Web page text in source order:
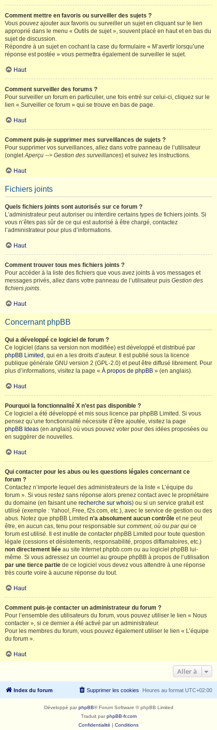
Comment mettre en favoris ou surveiller des sujets ?
Vous pouvez ajouter aux favoris ou surveiller un sujet en cliquant sur le lien
approprié dans le menu « Outils de sujet », souvent placé en haut et en bas du
sujet de discussion.
Répondre à un sujet en cochant la case du formulaire « M’avertir lorsqu’une
réponse est postée » vous permettra également de surveiller le sujet.
Haut
Comment surveiller des forums ?
Pour surveiller un forum en particulier, une fois entré sur celui-ci, cliquez sur le
lien « Surveiller ce forum » qui se trouve en bas de page.
Haut
Comment puis-je supprimer mes surveillances de sujets ?
Pour supprimer vos surveillances, allez dans votre panneau de l’utilisateur
(ongletAperçu --> Gestion des surveillances) et suivez les instructions.
Haut
Fichiers joints
Quels fichiers joints sont autorisés sur ce forum ?
L’administrateur peut autoriser ou interdire certains types de fichiers joints. Si
vous n’êtes pas sûr de ce qui est autorisé à être chargé, contactez
l’administrateur pour plus d’informations.
Haut
Comment trouver tous mes fichiers joints ?
Pour accéder à la liste des fichiers que vous avez joints à vos messages et
messages privés, allez dans votre panneau de l’utilisateur puis Gestion des
fichiers joints.
Haut
Concernant phpBB
Qui a développé ce logiciel de forum ?
Ce logiciel (dans sa version non modifiée) est développé et distribué par
phpBB Limited , qui en a les droits d’auteur. Il est publié sous la licence
publique générale GNU version 2 (GPL-2.0) et peut être diffusé librement. Pour
plus d’informations, visitez la page « À propos de phpBB » (en anglais).
Haut
Pourquoi la fonctionnalité X n’est pas disponible ?
Ce logiciel a été développé et mis sous licence par phpBB Limited. Si vous
pensez qu’une fonctionnalité nécessite d’être ajoutée, visitez la page
phpBB Ideas (en anglais) où vous pouvez voter pour des idées proposées ou
en suggérer de nouvelles.
Haut
Qui contacter pour les abus ou les questions légales concernant ce
forum ?
Contactez n’importe lequel des administrateurs de la liste « L’équipe du
forum ». Si vous restez sans réponse alors prenez contact avec le propriétaire
du domaine (en faisant une recherche sur whois) ou si un service gratuit est
utilisé (exemple : Yahoo!, Free, f2s.com, etc.), avec le service de gestion ou des
abus. Notez que phpBB Limited n’a absolument aucun contrôle et ne peut
être, en aucun cas, tenu pour responsable sur comment, où ou par qui ce
forum est utilisé. Il est inutile de contacter phpBB Limited pour toute question
légale (cessions et désistements, responsabilité, propos diffamatoires, etc.)
non directement liée au site Internet phpbb.com ou au logiciel phpBB lui-
même. Si vous adressez un courriel au groupe phpBB à propos de l’utilisation
par une tierce partie de ce logiciel vous devez vous attendre à une réponse
très courte voire à aucune réponse du tout.
Haut
Comment puis-je contacter un administrateur du forum ?
Pour l’ensemble des utilisateurs du forum, vous pouvez utiliser le lien « Nous
contacter », si ce dernier a été activé par un administrateur.
Pour les membres du forum, vous pouvez également utiliser le lien « L’équipe
du forum ».
Haut
Aller à
Index du forum Heures au format UTC+02:00
Supprimer les cookies
Développé parphpBB® Forum Software © phpBB Limited
Traduit parphpBB-fr.com
Confidentialité | Conditions